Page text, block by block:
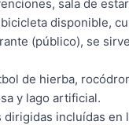
sala de
disponible,
(público), se
de hierba,
y lago artificial.
incluídas en